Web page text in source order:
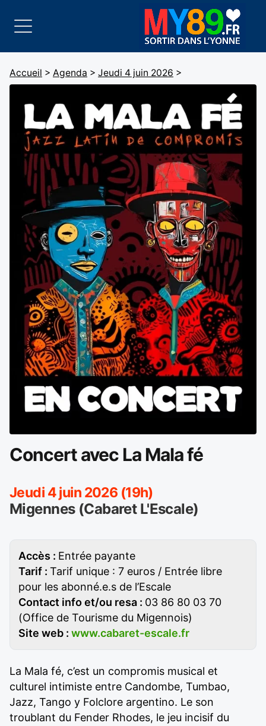
Accueil > Agenda > Jeudi 4 juin 2026 >
Concert avec La Mala fé
Jeudi 4 juin 2026 (19h)
Migennes (Cabaret L'Escale)
Accès : Entrée payante
Tarif : Tarif unique : 7 euros / Entrée libre
pour les abonné.e.s de l’Escale
Contact info et/ou resa : 03 86 80 03 70
(Office de Tourisme du Migennois)
Site web : www.cabaret-escale.fr
La Mala fé, c’est un compromis musical et
culturel intimiste entre Candombe, Tumbao,
Jazz, Tango y Folclore argentino. Le son
troublant du Fender Rhodes, le jeu incisif du